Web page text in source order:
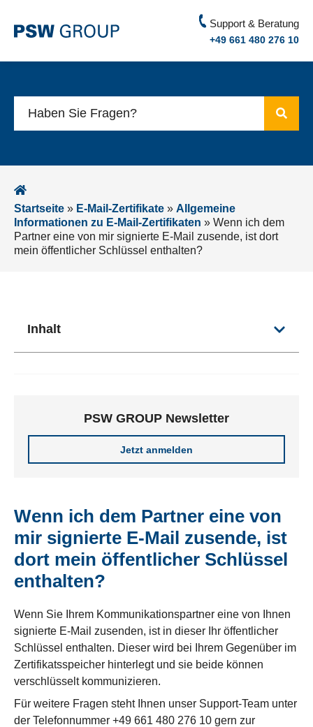
Support & Beratung
+49 661 480 276 10
Startseite » E-Mail-Zertifikate » Allgemeine
Informationen zu E-Mail-Zertifikaten » Wenn ich dem
Partner eine von mir signierte E-Mail zusende, ist dort
mein öffentlicher Schlüssel enthalten?
Inhalt
PSW GROUP Newsletter
Jetzt anmelden
Wenn ich dem Partner eine von
mir signierte E-Mail zusende, ist
dort mein öffentlicher Schlüssel
enthalten?
Wenn Sie Ihrem Kommunikationspartner eine von Ihnen
signierte E-Mail zusenden, ist in dieser Ihr öffentlicher
Schlüssel enthalten. Dieser wird bei Ihrem Gegenüber im
Zertifikatsspeicher hinterlegt und sie beide können
verschlüsselt kommunizieren.
Für weitere Fragen steht Ihnen unser Support-Team unter
der Telefonnummer +49 661 480 276 10 gern zur